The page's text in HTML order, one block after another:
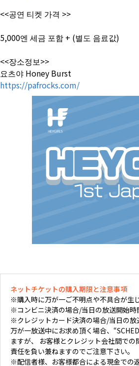
<<공연 티켓 가격 >>
5,000엔 세금 포함 + (별도 음료값)
<<장소정보>>
요츠야 Honey Burst
https://pafrocks.com/
ネットチケットの購入期限と注意事項
※購入時に万が一ご不明点や不具合が生
※コンビニ決済の場合/当日の放送開始時
※クレジットカード決済の場合/当日の放
万が一放送中にお求め頂く場合、
ますが、 お客様とクレジット会社間で
責任を負い兼ねますのでご注意下さい。
※配信者様、お客様都合による現金での